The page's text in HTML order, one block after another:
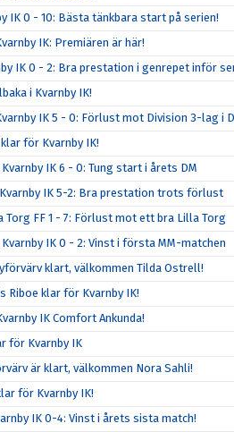
IK 0 - 10: Bästa tänkbara start på serien!
IK: Premiären är här!
IK 0 - 2: Bra prestation i genrepet inför
i Kvarnby IK!
IK 5 - 0: Förlust mot Division 3-lag i
för Kvarnby IK!
IK 6 - 0: Tung start i årets DM
Kvarnby IK 5-2: Bra prestation trots förlust
Torg FF 1 - 7: Förlust mot ett bra Lilla Torg
IK 0 - 2: Vinst i första MM-matchen
klart, välkommen Tilda Ostrell!
Riboe klar för Kvarnby IK!
IK Comfort Ankunda!
för Kvarnby IK
är klart, välkommen Nora Sahli!
för Kvarnby IK!
IK 0-4: Vinst i årets sista match!